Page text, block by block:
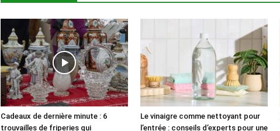
Cadeaux de dernière minute : 6
trouvailles de friperies qui
Le vinaigre comme nettoyant pour
l’entrée : conseils d’experts pour une